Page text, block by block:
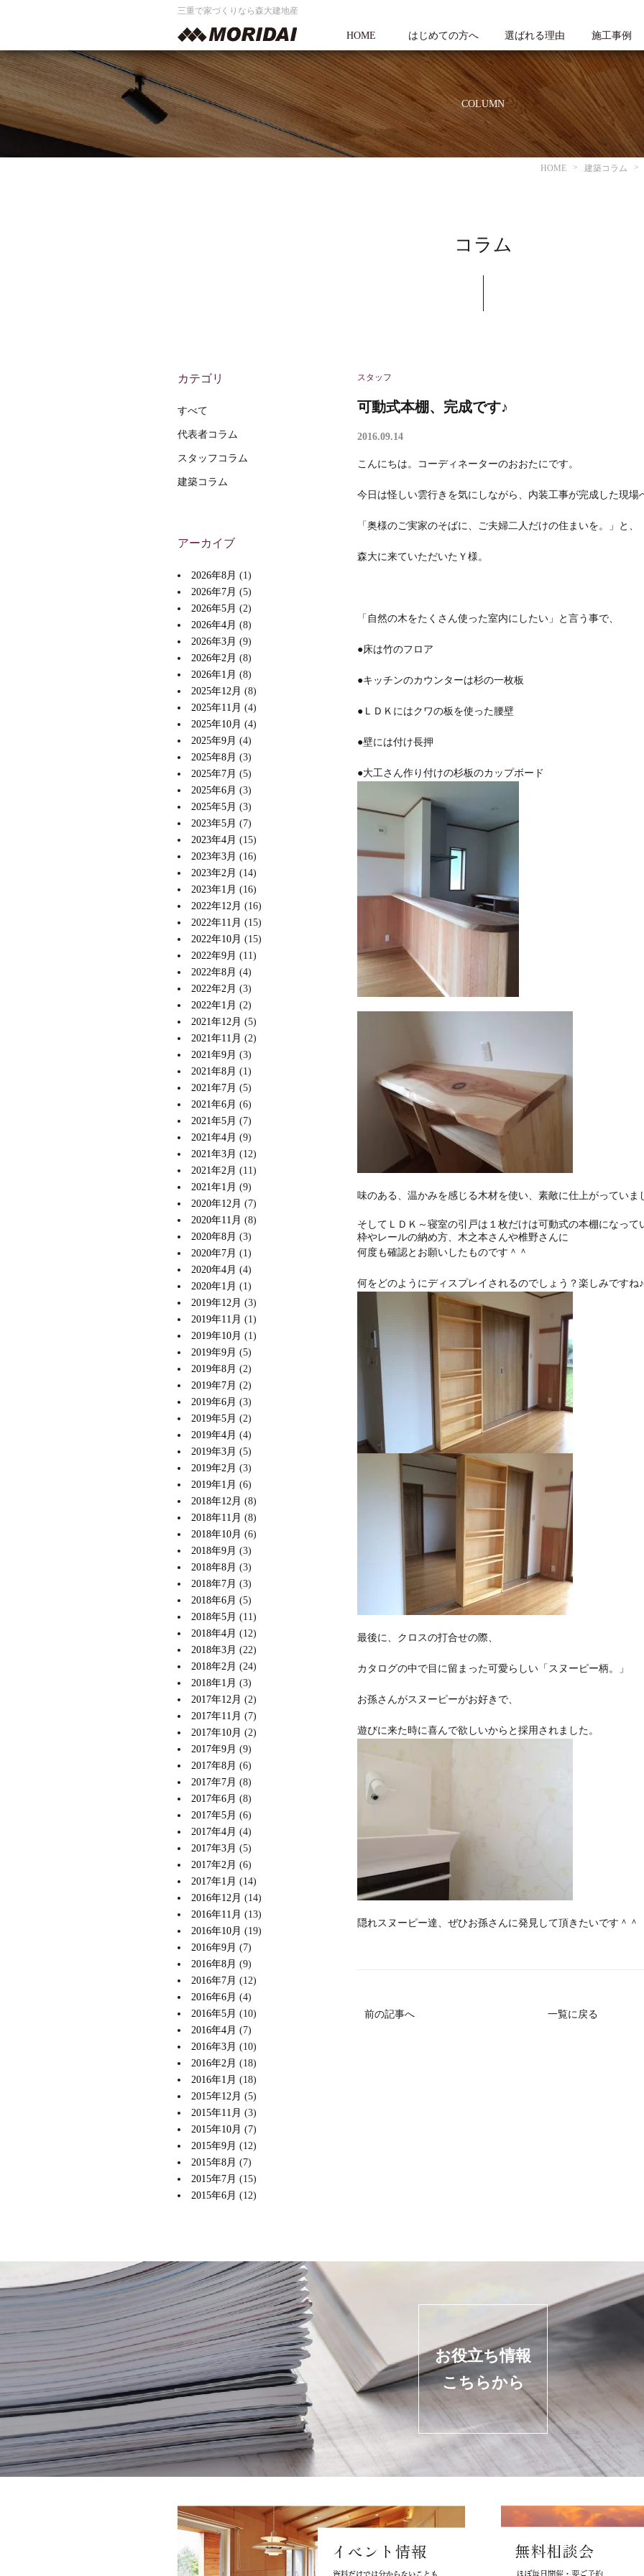
三重で家づくりなら森大建地産
HOME はじめての方へ 選ばれる理由 施工事例
COLUMN
HOME 建築コラム
コラム
スタッフ
可動式本棚、完成です♪
2016.09.14
こんにちは。コーディネーターのおおたにです。
今日は怪しい雲行きを気にしながら、内装工事が完成した現場
「奥様のご実家のそばに、ご夫婦二人だけの住まいを。」と、
森大に来ていただいたＹ様。
「自然の木をたくさん使った室内にしたい」と言う事で、
●床は竹のフロア
●キッチンのカウンターは杉の一枚板
●ＬＤＫにはクワの板を使った腰壁
●壁には付け長押
●大工さん作り付けの杉板のカップボード
味のある、温かみを感じる木材を使い、素敵に仕上がっていま
そしてＬＤＫ～寝室の引戸は１枚だけは可動式の本棚になって
枠やレールの納め方、木之本さんや椎野さんに
何度も確認とお願いしたものです＾＾
何をどのようにディスプレイされるのでしょう？楽しみですね♪
最後に、クロスの打合せの際、
カタログの中で目に留まった可愛らしい「スヌーピー柄。」
お孫さんがスヌーピーがお好きで、
遊びに来た時に喜んで欲しいからと採用されました。
隠れスヌーピー達、ぜひお孫さんに発見して頂きたいです＾＾
前の記事へ 一覧に戻る
カテゴリ
すべて
代表者コラム
スタッフコラム
建築コラム
アーカイブ
2026年8月 (1)
2026年7月 (5)
2026年5月 (2)
2026年4月 (8)
2026年3月 (9)
2026年2月 (8)
2026年1月 (8)
2025年12月 (8)
2025年11月 (4)
2025年10月 (4)
2025年9月 (4)
2025年8月 (3)
2025年7月 (5)
2025年6月 (3)
2025年5月 (3)
2023年5月 (7)
2023年4月 (15)
2023年3月 (16)
2023年2月 (14)
2023年1月 (16)
2022年12月 (16)
2022年11月 (15)
2022年10月 (15)
2022年9月 (11)
2022年8月 (4)
2022年2月 (3)
2022年1月 (2)
2021年12月 (5)
2021年11月 (2)
2021年9月 (3)
2021年8月 (1)
2021年7月 (5)
2021年6月 (6)
2021年5月 (7)
2021年4月 (9)
2021年3月 (12)
2021年2月 (11)
2021年1月 (9)
2020年12月 (7)
2020年11月 (8)
2020年8月 (3)
2020年7月 (1)
2020年4月 (4)
2020年1月 (1)
2019年12月 (3)
2019年11月 (1)
2019年10月 (1)
2019年9月 (5)
2019年8月 (2)
2019年7月 (2)
2019年6月 (3)
2019年5月 (2)
2019年4月 (4)
2019年3月 (5)
2019年2月 (3)
2019年1月 (6)
2018年12月 (8)
2018年11月 (8)
2018年10月 (6)
2018年9月 (3)
2018年8月 (3)
2018年7月 (3)
2018年6月 (5)
2018年5月 (11)
2018年4月 (12)
2018年3月 (22)
2018年2月 (24)
2018年1月 (3)
2017年12月 (2)
2017年11月 (7)
2017年10月 (2)
2017年9月 (9)
2017年8月 (6)
2017年7月 (8)
2017年6月 (8)
2017年5月 (6)
2017年4月 (4)
2017年3月 (5)
2017年2月 (6)
2017年1月 (14)
2016年12月 (14)
2016年11月 (13)
2016年10月 (19)
2016年9月 (7)
2016年8月 (9)
2016年7月 (12)
2016年6月 (4)
2016年5月 (10)
2016年4月 (7)
2016年3月 (10)
2016年2月 (18)
2016年1月 (18)
2015年12月 (5)
2015年11月 (3)
2015年10月 (7)
2015年9月 (12)
2015年8月 (7)
2015年7月 (15)
2015年6月 (12)
お役立ち情報
こちらから